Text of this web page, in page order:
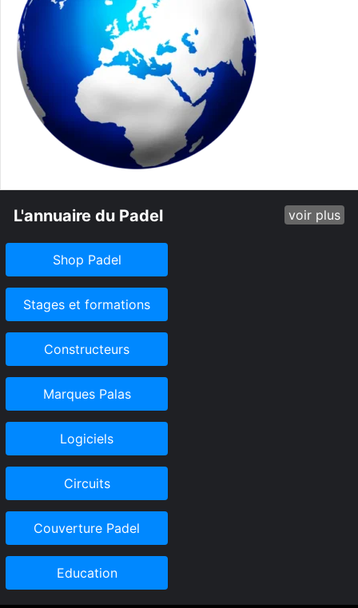
L'annuaire du Padel voir plus
Shop Padel
Stages et formations
Constructeurs
Marques Palas
Logiciels
Circuits
Couverture Padel
Education